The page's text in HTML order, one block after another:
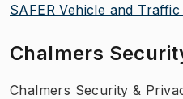
SAFER Vehicle and
Chalmers
Chalmers Security &